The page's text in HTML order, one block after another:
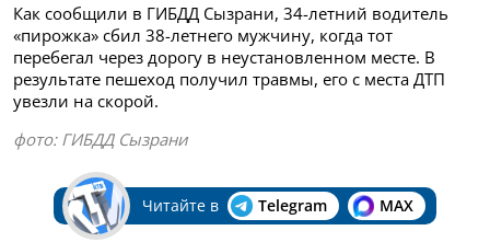
Как сообщили в ГИБДД Сызрани, 34-летний водитель
«пирожка» сбил 38-летнего мужчину, когда тот
перебегал через дорогу в неустановленном месте. В
результате пешеход получил травмы, его с места ДТП
увезли на скорой.
фото: ГИБДД Сызрани
Читайте в Telegram MAX